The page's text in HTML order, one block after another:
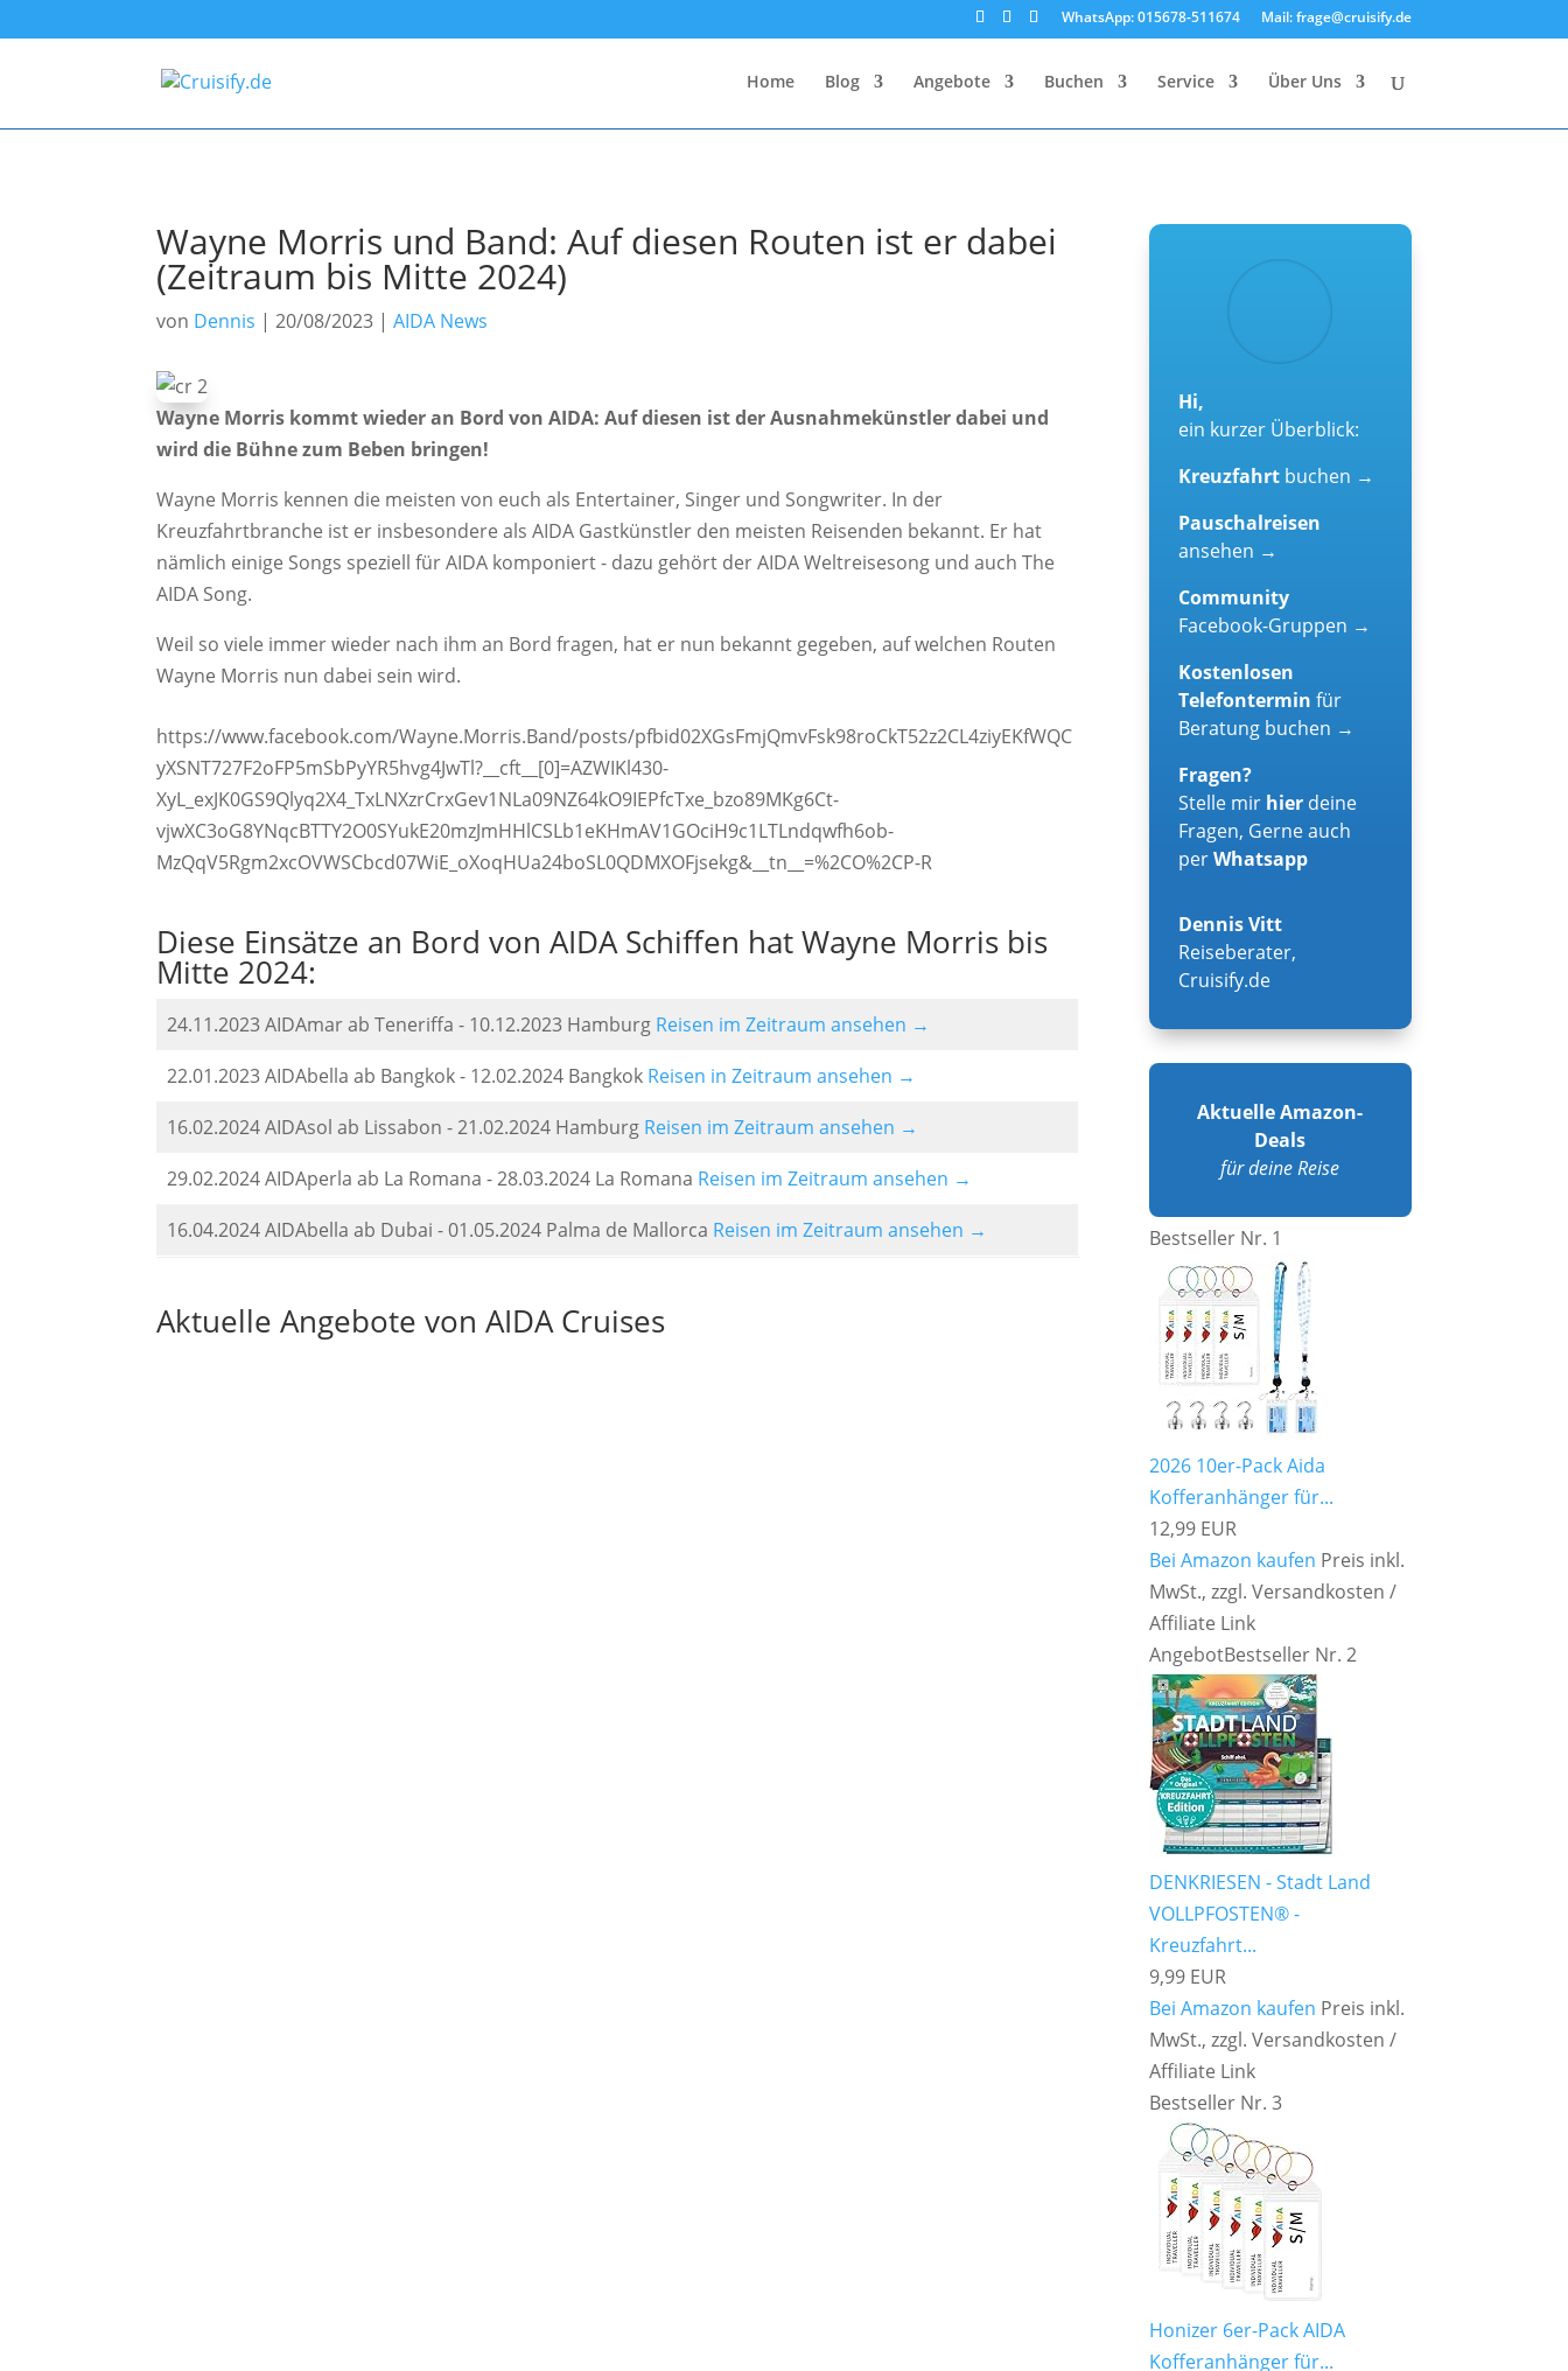
WhatsApp: 015678-511674 Mail: frage@cruisify.de
Home Blog Angebote Buchen Service Über Uns
Wayne Morris und Band: Auf diesen Routen ist er dabei
(Zeitraum bis Mitte 2024)
von Dennis |20/08/2023 |AIDA News
Wayne Morris kommt wieder an Bord von AIDA: Auf diesen ist der Ausnahmekünstler dabei und
wird die Bühne zum Beben bringen!
Wayne Morris kennen die meisten von euch als Entertainer, Singer und Songwriter. In der
Kreuzfahrtbranche ist er insbesondere als AIDA Gastkünstler den meisten Reisenden bekannt. Er hat
nämlich einige Songs speziell für AIDA komponiert - dazu gehört der AIDA Weltreisesong und auch The
AIDA Song.
Weil so viele immer wieder nach ihm an Bord fragen, hat er nun bekannt gegeben, auf welchen Routen
Wayne Morris nun dabei sein wird.
https://www.facebook.com/Wayne.Morris.Band/posts/pfbid02XGsFmjQmvFsk98roCkT52z2CL4ziyEKfWQC
yXSNT727F2oFP5mSbPyYR5hvg4JwTl?__cft__[0]=AZWIKl430-
XyL_exJK0GS9Qlyq2X4_TxLNXzrCrxGev1NLa09NZ64kO9IEPfcTxe_bzo89MKg6Ct-
vjwXC3oG8YNqcBTTY2O0SYukE20mzJmHHlCSLb1eKHmAV1GOciH9c1LTLndqwfh6ob-
MzQqV5Rgm2xcOVWSCbcd07WiE_oXoqHUa24boSL0QDMXOFjsekg&__tn__=%2CO%2CP-R
Diese Einsätze an Bord von AIDA Schiffen hat Wayne Morris bis
Mitte 2024:
24.11.2023 AIDAmar ab Teneriffa - 10.12.2023 Hamburg Reisen im Zeitraum ansehen →
22.01.2023 AIDAbella ab Bangkok - 12.02.2024 Bangkok Reisen in Zeitraum ansehen →
16.02.2024 AIDAsol ab Lissabon - 21.02.2024 Hamburg Reisen im Zeitraum ansehen →
29.02.2024 AIDAperla ab La Romana - 28.03.2024 La Romana Reisen im Zeitraum ansehen →
16.04.2024 AIDAbella ab Dubai - 01.05.2024 Palma de Mallorca Reisen im Zeitraum ansehen →
Aktuelle Angebote von AIDA Cruises
Hi,
ein kurzer Überblick:
Kreuzfahrt buchen →
Pauschalreisen
ansehen →
Community
Facebook-Gruppen →
Kostenlosen
Telefonterminfür
Beratung buchen →
Fragen?
Stelle mir hier deine
Fragen, Gerne auch
perWhatsapp
Dennis Vitt
Reiseberater,
Cruisify.de
Aktuelle Amazon-
Deals
für deine Reise
Bestseller Nr. 1
2026 10er-Pack Aida
Kofferanhänger für...
12,99 EUR
Bei Amazon kaufen Preis inkl.
MwSt., zzgl. Versandkosten /
Affiliate Link
AngebotBestseller Nr. 2
DENKRIESEN - Stadt Land
VOLLPFOSTEN® -
Kreuzfahrt...
9,99 EUR
Bei Amazon kaufen Preis inkl.
MwSt., zzgl. Versandkosten /
Affiliate Link
Bestseller Nr. 3
Honizer 6er-Pack AIDA
Kofferanhänger für...